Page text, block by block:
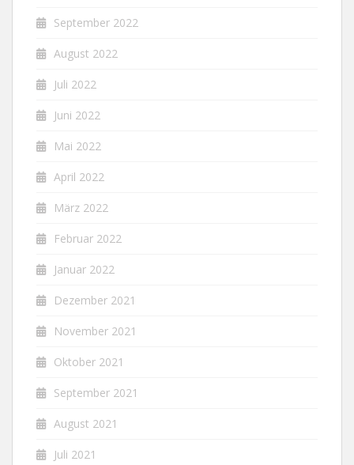
September 2022
August 2022
Juli 2022
Juni 2022
Mai 2022
April 2022
März 2022
Februar 2022
Januar 2022
Dezember 2021
November 2021
Oktober 2021
September 2021
August 2021
Juli 2021